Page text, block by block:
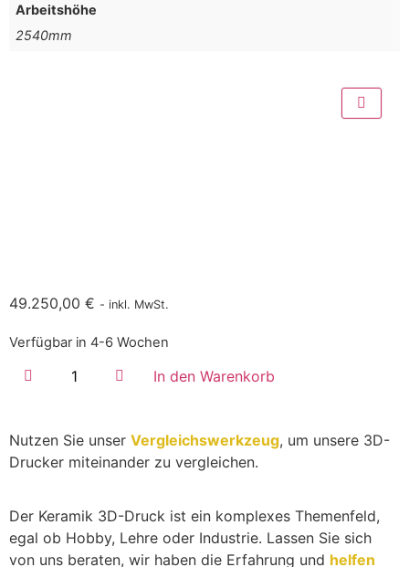
Arbeitshöhe
2540mm
49.250,00 € - inkl. MwSt.
Verfügbar in 4-6 Wochen
In den Warenkorb
Nutzen Sie unser Vergleichswerkzeug, um unsere 3D-
Drucker miteinander zu vergleichen.
Der Keramik 3D-Druck ist ein komplexes Themenfeld,
egal ob Hobby, Lehre oder Industrie. Lassen Sie sich
von uns beraten, wir haben die Erfahrung und helfen